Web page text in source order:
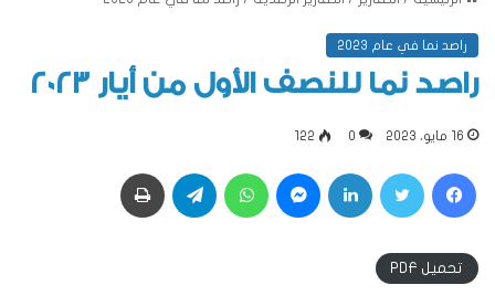
راصد نما في عام 2023
راصد نما للنصف الأول من أيار 2023
16 مايو، 2023 0
122
فيسبوك تويتر لينكدإن ماسنجر واتساب تيلقرام
تحميل PDF